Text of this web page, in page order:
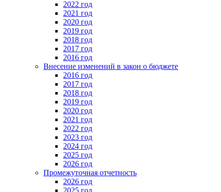
2022 год
2021 год
2020 год
2019 год
2018 год
2017 год
2016 год
Внесение изменений в закон о бюджете
2016 год
2017 год
2018 год
2019 год
2020 год
2021 год
2022 год
2023 год
2024 год
2025 год
2026 год
Промежуточная отчетность
2026 год
2025 год